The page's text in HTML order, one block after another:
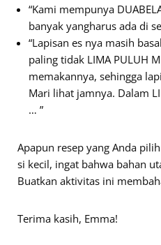
“Kami mempunya
banyak yangharus ada di
“Lapisan es nya masih
paling tidak LIMA PULUH
memakannya, sehingga
Mari lihat jamnya. Dalam
… ”
Apapun resep yang Anda
si kecil, ingat bahwa bahan
Buatkan aktivitas ini
Terima kasih, Emma!